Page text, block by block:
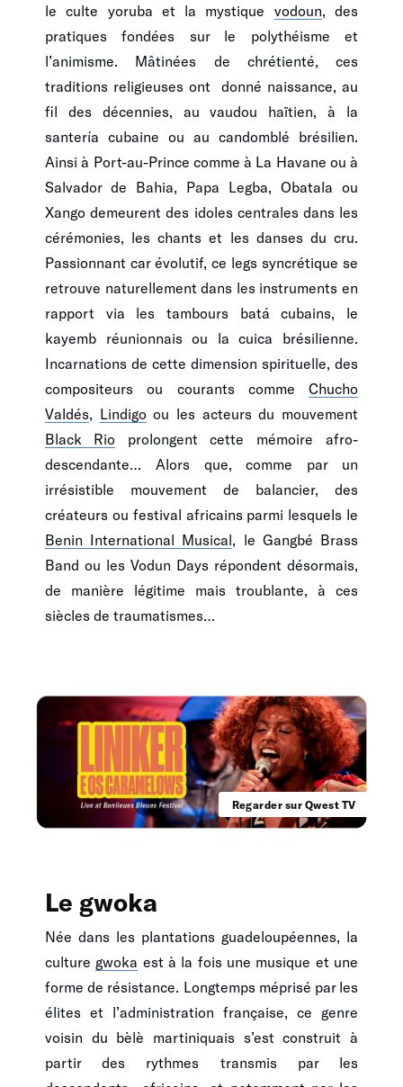
le culte yoruba et la mystique vodoun , des
pratiques fondées sur le polythéisme et
l’animisme. Mâtinées de chrétienté, ces
traditions religieuses ont donné naissance, au
fil des décennies, au vaudou haïtien, à la
santería cubaine ou au candomblé brésilien.
Ainsi à Port-au-Prince comme à La Havane ou à
Salvador de Bahia, Papa Legba, Obatala ou
Xango demeurent des idoles centrales dans les
cérémonies, les chants et les danses du cru.
Passionnant car évolutif, ce legs syncrétique se
retrouve naturellement dans les instruments en
rapport via les tambours batá cubains, le
kayemb réunionnais ou la cuica brésilienne.
Incarnations de cette dimension spirituelle, des
compositeurs ou courants comme Chucho
Valdés
Lindigo ou les acteurs du mouvement
Black Rio prolongent cette mémoire afro-
descendante… Alors que, comme par un
irrésistible mouvement de balancier, des
créateurs ou festival africains parmi lesquels le
Benin International Musical , le Gangbé Brass
Band ou les Vodun Days répondent désormais,
de manière légitime mais troublante, à ces
siècles de traumatismes…
Regarder sur Qwest TV
Le gwoka
Née dans les plantations guadeloupéennes, la
culture gwoka est à la fois une musique et une
forme de résistance. Longtemps méprisé par les
élites et l’administration française, ce genre
voisin du bèlè martiniquais s’est construit à
partir des rythmes transmis par les